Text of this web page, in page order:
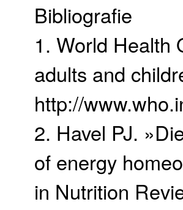
Bibliografie
1. World Health
adults and
http://
2. Havel PJ.
of energy
in Nutrition